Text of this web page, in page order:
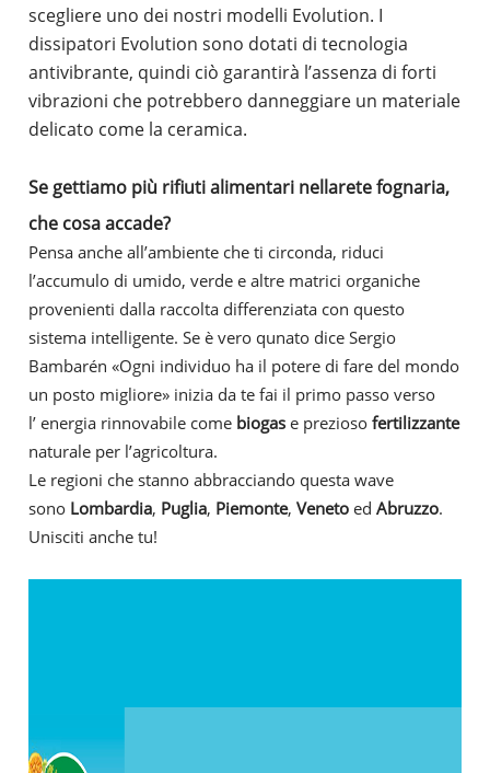
scegliere uno dei nostri modelli Evolution. I
dissipatori Evolution sono dotati di tecnologia
antivibrante, quindi ciò garantirà l’assenza di forti
vibrazioni che potrebbero danneggiare un materiale
delicato come la ceramica.
Se gettiamo più rifiuti alimentari nellarete fognaria,
che cosa accade?
Pensa anche all’ambiente che ti circonda, riduci
l’accumulo di umido, verde e altre matrici organiche
provenienti dalla raccolta differenziata con questo
sistema intelligente. Se è vero qunato dice Sergio
Bambarén «Ogni individuo ha il potere di fare del mondo
un posto migliore» inizia da te fai il primo passo verso
l’ energia rinnovabile come biogas e prezioso fertilizzante
naturale per l’agricoltura.
Le regioni che stanno abbracciando questa wave
sono Lombardia, Puglia, Piemonte, Veneto ed Abruzzo.
Unisciti anche tu!